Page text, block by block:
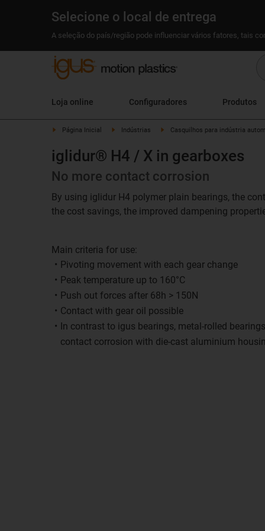
Selecione o local de entrega
A seleção do país/região pode influenciar vários fatores, tais
Loja online Configuradores Produtos
Página Inicial Indústrias Casquilhos para indústria
iglidur® H4 / X in gearboxes
No more contact corrosion
By using iglidur H4 polymer plain bearings, the
the cost savings, the improved dampening
Main criteria for use:
Pivoting movement with each gear change
Peak temperature up to 160°C
Push out forces after 68h > 150N
Contact with gear oil possible
In contrast to igus bearings, metal-rolled
contact corrosion with die-cast aluminium